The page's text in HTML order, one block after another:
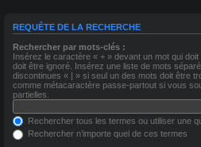
A
NI
E
REQUÊTE DE LA RECHERCHE
Rechercher par mots-clés :
Insérez le caractère « + » devant un mot qui
doit être ignoré. Insérez une liste de mots
discontinues « | » si seul un des mots doit être
comme métacaractère passe-partout si vous
partielles.
Rechercher tous les termes ou utiliser une
Rechercher n’importe quel de ces termes